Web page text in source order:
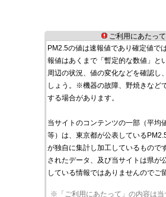
ご利用にあたって
PM2.5の値は速報値であり確定値で
報値はあくまで「暫定的な数値」と
周辺の状況、値の変化などを確認し
しょう。※機器の故障、野焼きなど
する場合があります。
当サイトのコンテンツの一部（平均
等）は、東京都が公表している
が独自に集計し加工しているもので
されたデータ、及び当サイトは県が
している情報ではありませんのでご
※「ご利用にあたって」の内容は当